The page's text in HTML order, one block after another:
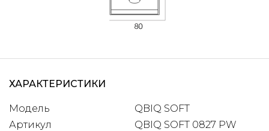
ХАРАКТЕРИСТИКИ
Артикул QBIQ SOFT 0827 PW
Модель QBIQ SOFT